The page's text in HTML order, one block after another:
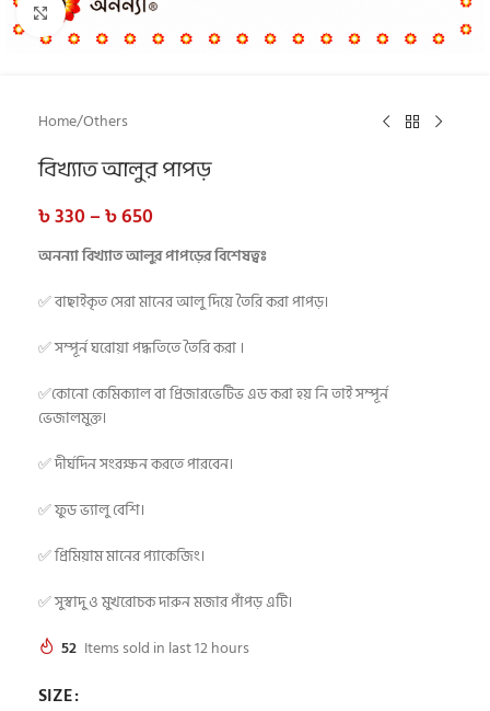
Click to enlarge
Home/Others
বিখ্যাত আলুর পাপড়
৳330–৳650
অনন্যা বিখ্যাত আলুর পাপড়ের বিশেষত্বঃ
✅ বাছাইকৃত সেরা মানের আলু দিয়ে তৈরি করা পাপড়।
✅ সম্পূর্ন ঘরোয়া পদ্ধতিতে তৈরি করা ।
✅কোনো কেমিক্যাল বা প্রিজারভেটিভ এড করা হয় নি তাই সম্পূর্ন
ভেজালমুক্ত।
✅ দীর্ঘদিন সংরক্ষন করতে পারবেন।
✅ ফুড ভ্যালু বেশি।
✅ প্রিমিয়াম মানের প্যাকেজিং।
✅ সুস্বাদু ও মুখরোচক দারুন মজার পাঁপড় এটি।
52 Items sold in last 12 hours
SIZE